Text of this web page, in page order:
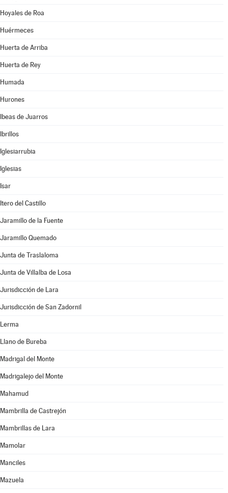
Hoyales de Roa
Huérmeces
Huerta de Arriba
Huerta de Rey
Humada
Hurones
Ibeas de Juarros
Ibrillos
Iglesiarrubia
Iglesias
Isar
Itero del Castillo
Jaramillo de la Fuente
Jaramillo Quemado
Junta de Traslaloma
Junta de Villalba de Losa
Jurisdicción de Lara
Jurisdicción de San Zadornil
Lerma
Llano de Bureba
Madrigal del Monte
Madrigalejo del Monte
Mahamud
Mambrilla de Castrejón
Mambrillas de Lara
Mamolar
Manciles
Mazuela